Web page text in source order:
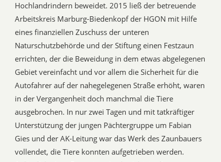
Hochlandrindern beweidet. 2015 ließ der betreuende
Arbeitskreis Marburg-Biedenkopf der HGON mit Hilfe
eines finanziellen Zuschuss der unteren
Naturschutzbehörde und der Stiftung einen Festzaun
errichten, der die Beweidung in dem etwas abgelegenen
Gebiet vereinfacht und vor allem die Sicherheit für die
Autofahrer auf der nahegelegenen Straße erhöht, waren
in der Vergangenheit doch manchmal die Tiere
ausgebrochen. In nur zwei Tagen und mit tatkräftiger
Unterstützung der jungen Pächtergruppe um Fabian
Gies und der AK-Leitung war das Werk des Zaunbauers
vollendet, die Tiere konnten aufgetrieben werden.